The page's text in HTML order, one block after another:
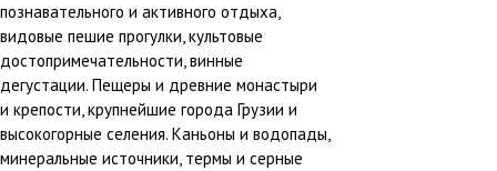
познавательного и активного отдыха,
видовые пешие прогулки, культовые
достопримечательности, винные
дегустации. Пещеры и древние монастыри
и крепости, крупнейшие города Грузии и
высокогорные селения. Каньоны и водопады,
минеральные источники, термы и серные